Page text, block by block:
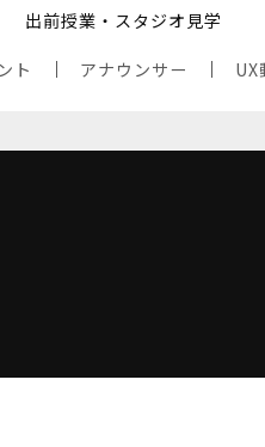
出前授業・スタジオ見学
ト アナウンサー UX